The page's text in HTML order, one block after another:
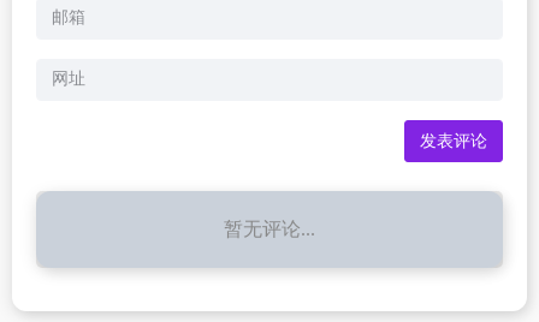
暂无评论...